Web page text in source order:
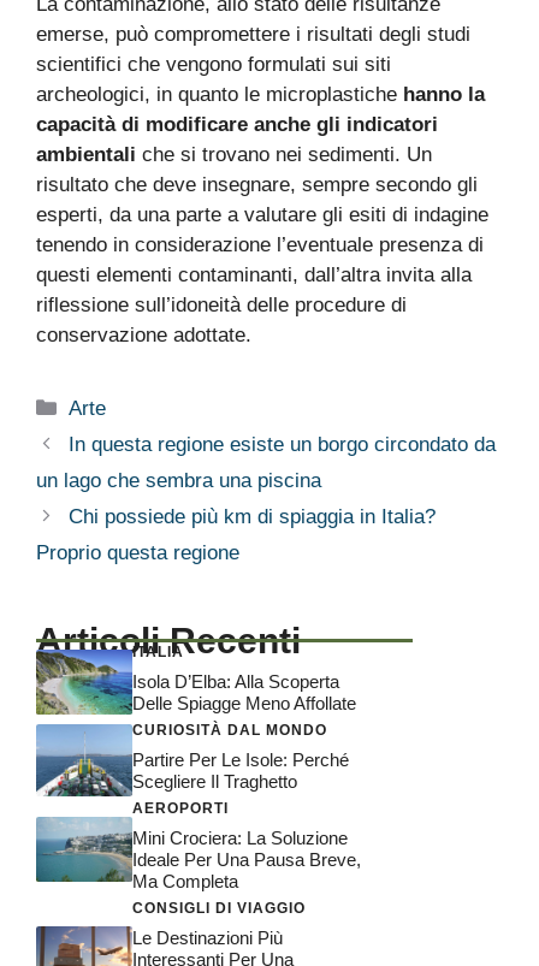
La contaminazione, allo stato delle risultanze
emerse, può compromettere i risultati degli studi
scientifici che vengono formulati sui siti
archeologici, in quanto le microplastiche hanno la
capacità di modificare anche gli indicatori
ambientali che si trovano nei sedimenti. Un
risultato che deve insegnare, sempre secondo gli
esperti, da una parte a valutare gli esiti di indagine
tenendo in considerazione l’eventuale presenza di
questi elementi contaminanti, dall’altra invita alla
riflessione sull’idoneità delle procedure di
conservazione adottate.
Categorie
Arte
In questa regione esiste un borgo circondato da
un lago che sembra una piscina
Chi possiede più km di spiaggia in Italia?
Proprio questa regione
Articoli Recenti
ITALIA
Isola D’Elba: Alla Scoperta
Delle Spiagge Meno Affollate
CURIOSITÀ DAL MONDO
Partire Per Le Isole: Perché
Scegliere Il Traghetto
AEROPORTI
Mini Crociera: La Soluzione
Ideale Per Una Pausa Breve,
Ma Completa
CONSIGLI DI VIAGGIO
Le Destinazioni Più
Interessanti Per Una